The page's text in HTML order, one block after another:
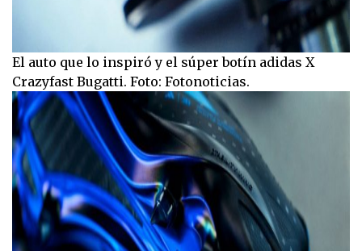
El auto que lo inspiró y el súper botín adidas X
Crazyfast Bugatti. Foto: Fotonoticias.